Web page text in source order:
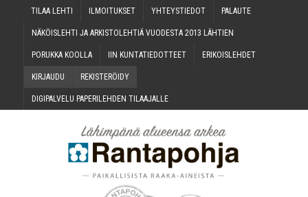
TILAA LEH­TI ILMOI­TUK­SET YHTEYS­TIE­DOT PALAU­TE
NÄKÖIS­LEH­TI JA ARKIS­TO­LEH­TIÄ VUO­DES­TA 2013 LÄHTIEN
PORUK­KA KOOLLA IIN KUN­TA­TIE­DOT­TEET ERI­KOIS­LEH­DET
KIR­JAU­DU REKIS­TE­RÖI­DY
DIGI­PAL­VE­LU PAPE­RI­LEH­DEN TILAAJALLE